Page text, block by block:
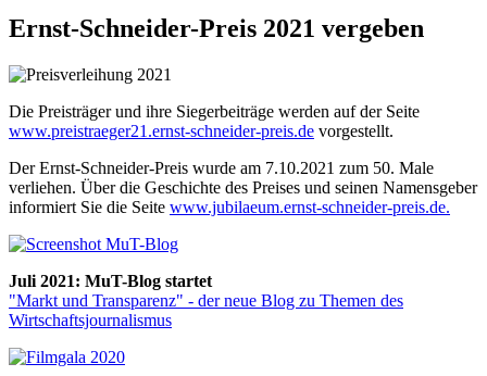
Ernst-Schneider-Preis 2021 vergeben
Die Preisträger und ihre Siegerbeiträge werden auf der Seite
www.preistraeger21.ernst-schneider-preis.de vorgestellt.
Der Ernst-Schneider-Preis wurde am 7.10.2021 zum 50. Male
verliehen. Über die Geschichte des Preises und seinen Namensgeber
informiert Sie die Seite www.jubilaeum.ernst-schneider-preis.de.
Juli 2021: MuT-Blog startet
"Markt und Transparenz" - der neue Blog zu Themen des
Wirtschaftsjournalismus